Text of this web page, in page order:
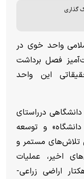
گذاری
واحد خوی در
فصل برداشت
این واحد
درراستای
و توسعه
تلاش‌های مستمر و
اخیر، عملیات
محصول گل‌محمدی از ۴ هکتار اراضی زراعی-